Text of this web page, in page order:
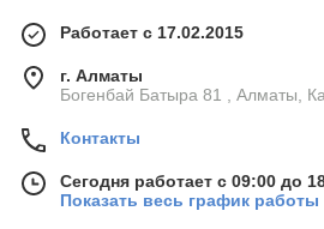
Работает с 17.02.2015
г. Алматы
Богенбай Батыра 81 , Алматы,
Контакты
Сегодня работает с 09:00 до
Показать весь график работы